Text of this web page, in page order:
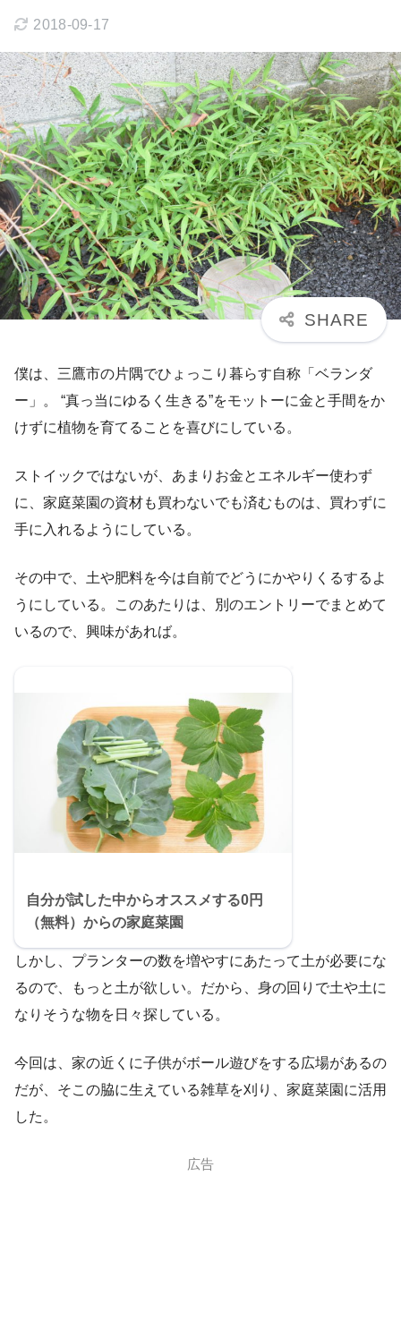
2018-09-17
僕は、三鷹市の片隅でひょっこり暮らす自称「ベランダ
ー」。 “真っ当にゆるく生きる”をモットーに金と手間をか
けずに植物を育てることを喜びにしている。
ストイックではないが、あまりお金とエネルギー使わず
に、家庭菜園の資材も買わないでも済むものは、買わずに
手に入れるようにしている。
その中で、土や肥料を今は自前でどうにかやりくるするよ
うにしている。このあたりは、別のエントリーでまとめて
いるので、興味があれば。
自分が試した中からオススメする0円
（無料）からの家庭菜園
しかし、プランターの数を増やすにあたって土が必要にな
るので、もっと土が欲しい。だから、身の回りで土や土に
なりそうな物を日々探している。
今回は、家の近くに子供がボール遊びをする広場があるの
だが、そこの脇に生えている雑草を刈り、家庭菜園に活用
した。
広告